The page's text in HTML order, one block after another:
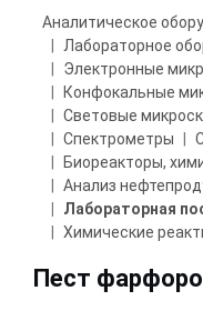
Аналитическое
Лабораторное
Электронные
Конфокальные
Световые
Спектрометры
Биореакторы,
Анализ
Лабораторная
Химические
Пест